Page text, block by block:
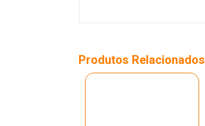
Produtos Relacionados